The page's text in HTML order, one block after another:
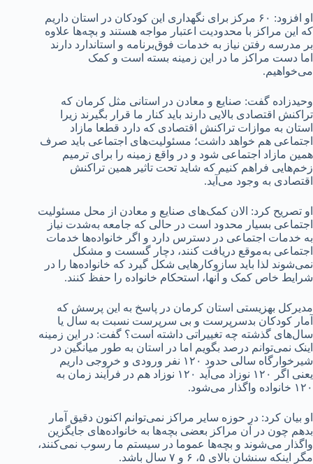
او افزود: ۶۰ مرکز برای نگهداری این کودکان در استان داریم
که این مراکز با محدودیت اعتبار مواجه هستند و بچه‌ها علاوه
بر مدرسه رفتن نیاز به خدمات فوق‌برنامه و استاندارد دارند
اما دست مراکز ما در این زمینه بسته است و کمک
می‌خواهیم.
وحیدزاده گفت: صنایع و معادن در استانی مثل کرمان که
تراکنش اقتصادی بالایی دارند باید کنار ما قرار بگیرند زیرا
استان به موازات تراکنش اقتصادی که دارد قطعا مازاد
اجتماعی هم خواهد داشت؛ مسئولیت‌های اجتماعی باید صرف
همین مازاد اجتماعی شود و در واقع زمینه را برای ترمیم
زخم‌هایی فراهم کنیم که شاید تحت تاثیر همین تراکنش
اقتصادی به وجود می‌آید.
او تصریح کرد: الان کمک‌های صنایع و معادن از محل مسئولیت
اجتماعی بسیار محدود است در حالی که جامعه به‌شدت نیاز
به خدمات اجتماعی در دسترس دارد و اگر خانواده‌ها خدمات
اجتماعی به‌موقع دریافت کنند، دچار گسست و مشکل
نمی‌شوند لذا باید سازوکارهایی شکل گیرد که خانواده‌ها را در
شرایط خاص کمک و آنها، استحکام خانواده را حفظ کنند.
مدیرکل بهزیستی استان کرمان در پاسخ به این پرسش که
آمار کودکان بدسرپرست و بی سرپرست نسبت به سال یا
سال‌های گذشته چه تغییراتی داشته است؟ گفت: در این زمینه
اینک نمی‌توانم درصد بگویم اما در استان به طور میانگین در
شیرخوارگاه سالی حدود ۱۲۰ نفر ورودی و خروجی داریم
یعنی اگر ۱۲۰ نوزاد می‌آید ۱۲۰ نوزاد هم در فرآیند زمان به
۱۲۰ خانواده واگذار می‌شود.
او بیان کرد: در حوزه سایر مراکز نمی‌توانم اکنون دقیق آمار
بدهم چون در آن مراکز بعضی بچه‌ها به خانواده‌های جایگزین
واگذار می‌شوند و بچه‌ها عموما در سیستم ما رسوب نمی‌کنند،
مگر اینکه سنشان بالای ۵، ۶ و ۷ سال باشد.